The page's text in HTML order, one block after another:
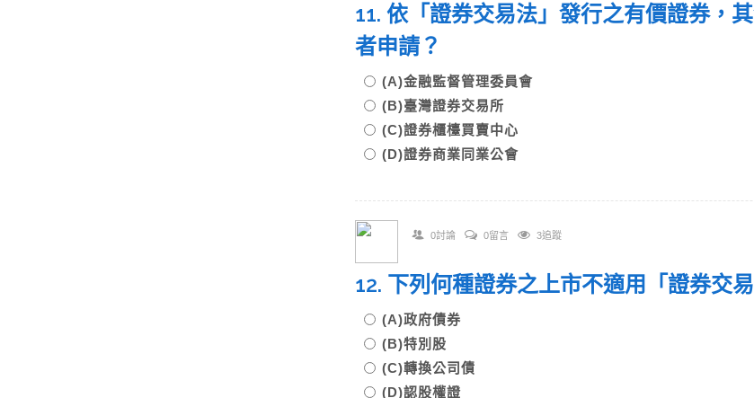
11. 依「證券交易法」發行之有價證券，
者申請？
(A)金融監督管理委員會
(B)臺灣證券交易所
(C)證券櫃檯買賣中心
(D)證券商業同業公會
0討論 0留言 3追蹤
12. 下列何種證券之上市不適用「證券交
(A)政府債券
(B)特別股
(C)轉換公司債
(D)認股權證